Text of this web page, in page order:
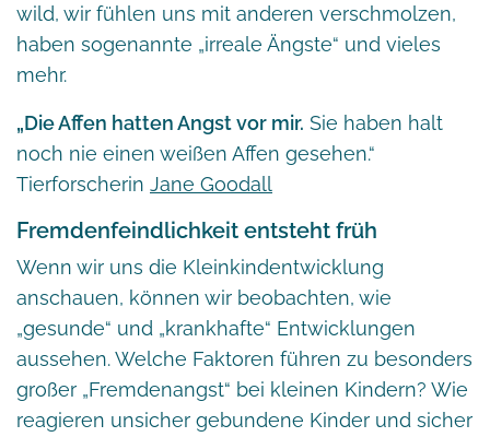
wild, wir fühlen uns mit anderen verschmolzen,
haben sogenannte „irreale Ängste“ und vieles
mehr.
„Die Affen hatten Angst vor mir. Sie haben halt
noch nie einen weißen Affen gesehen.“
Tierforscherin Jane Goodall
Fremdenfeindlichkeit entsteht früh
Wenn wir uns die Kleinkindentwicklung
anschauen, können wir beobachten, wie
„gesunde“ und „krankhafte“ Entwicklungen
aussehen. Welche Faktoren führen zu besonders
großer „Fremdenangst“ bei kleinen Kindern? Wie
reagieren unsicher gebundene Kinder und sicher